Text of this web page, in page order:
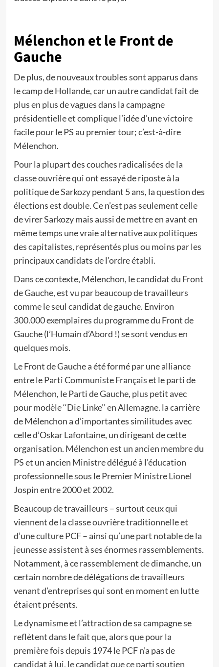
Mélenchon et le Front de
Gauche
De plus, de nouveaux troubles sont apparus dans
le camp de Hollande, car un autre candidat fait de
plus en plus de vagues dans la campagne
présidentielle et complique l’idée d’une victoire
facile pour le PS au premier tour; c’est-à-dire
Mélenchon.
Pour la plupart des couches radicalisées de la
classe ouvrière qui ont essayé de riposte à la
politique de Sarkozy pendant 5 ans, la question des
élections est double. Ce n’est pas seulement celle
de virer Sarkozy mais aussi de mettre en avant en
même temps une vraie alternative aux politiques
des capitalistes, représentés plus ou moins par les
principaux candidats de l’ordre établi.
Dans ce contexte, Mélenchon, le candidat du Front
de Gauche, est vu par beaucoup de travailleurs
comme le seul candidat de gauche. Environ
300.000 exemplaires du programme du Front de
Gauche (l’Humain d’Abord !) se sont vendus en
quelques mois.
Le Front de Gauche a été formé par une alliance
entre le Parti Communiste Français et le parti de
Mélenchon, le Parti de Gauche, plus petit avec
pour modèle ‘‘Die Linke’’ en Allemagne. la carrière
de Mélenchon a d’importantes similitudes avec
celle d’Oskar Lafontaine, un dirigeant de cette
organisation. Mélenchon est un ancien membre du
PS et un ancien Ministre délégué à l’éducation
professionnelle sous le Premier Ministre Lionel
Jospin entre 2000 et 2002.
Beaucoup de travailleurs – surtout ceux qui
viennent de la classe ouvrière traditionnelle et
d’une culture PCF – ainsi qu’une part notable de la
jeunesse assistent à ses énormes rassemblements.
Notamment, à ce rassemblement de dimanche, un
certain nombre de délégations de travailleurs
venant d’entreprises qui sont en moment en lutte
étaient présents.
Le dynamisme et l’attraction de sa campagne se
reflètent dans le fait que, alors que pour la
première fois depuis 1974 le PCF n’a pas de
candidat à lui, le candidat que ce parti soutien